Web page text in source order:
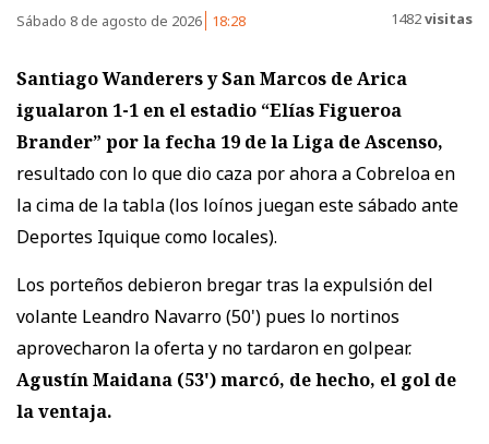
Sábado 8 de agosto de 2026 18:28 1482visitas
Santiago Wanderers y San Marcos de Arica
igualaron 1-1 en el estadio “Elías Figueroa
Brander” por la fecha 19 de la Liga de Ascenso,
resultado con lo que dio caza por ahora a Cobreloa en
la cima de la tabla (los loínos juegan este sábado ante
Deportes Iquique como locales).
Los porteños debieron bregar tras la expulsión del
volante Leandro Navarro (50') pues lo nortinos
aprovecharon la oferta y no tardaron en golpear.
Agustín Maidana (53') marcó, de hecho, el gol de
la ventaja.